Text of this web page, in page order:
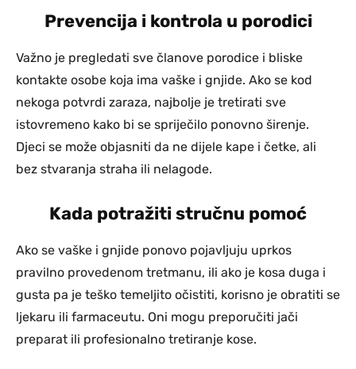
Prevencija i kontrola u porodici
Važno je pregledati sve članove porodice i bliske
kontakte osobe koja ima vaške i gnjide. Ako se kod
nekoga potvrdi zaraza, najbolje je tretirati sve
istovremeno kako bi se spriječilo ponovno širenje.
Djeci se može objasniti da ne dijele kape i četke, ali
bez stvaranja straha ili nelagode.
Kada potražiti stručnu pomoć
Ako se vaške i gnjide ponovo pojavljuju uprkos
pravilno provedenom tretmanu, ili ako je kosa duga i
gusta pa je teško temeljito očistiti, korisno je obratiti se
ljekaru ili farmaceutu. Oni mogu preporučiti jači
preparat ili profesionalno tretiranje kose.